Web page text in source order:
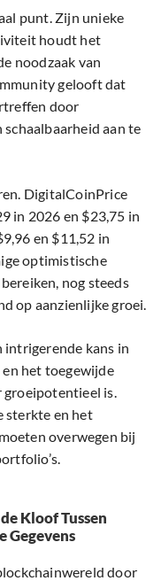
punt. Zijn unieke
houdt het
noodzaak van
gelooft dat
door
aan te
DigitalCoinPrice
in 2026 en $23,75 in
en $11,52 in
optimistische
nog steeds
op aanzienlijke groei.
intrigerende kans in
het toegewijde
groeipotentieel is.
sterkte en het
overwegen bij
Kloof Tussen
Gegevens
door